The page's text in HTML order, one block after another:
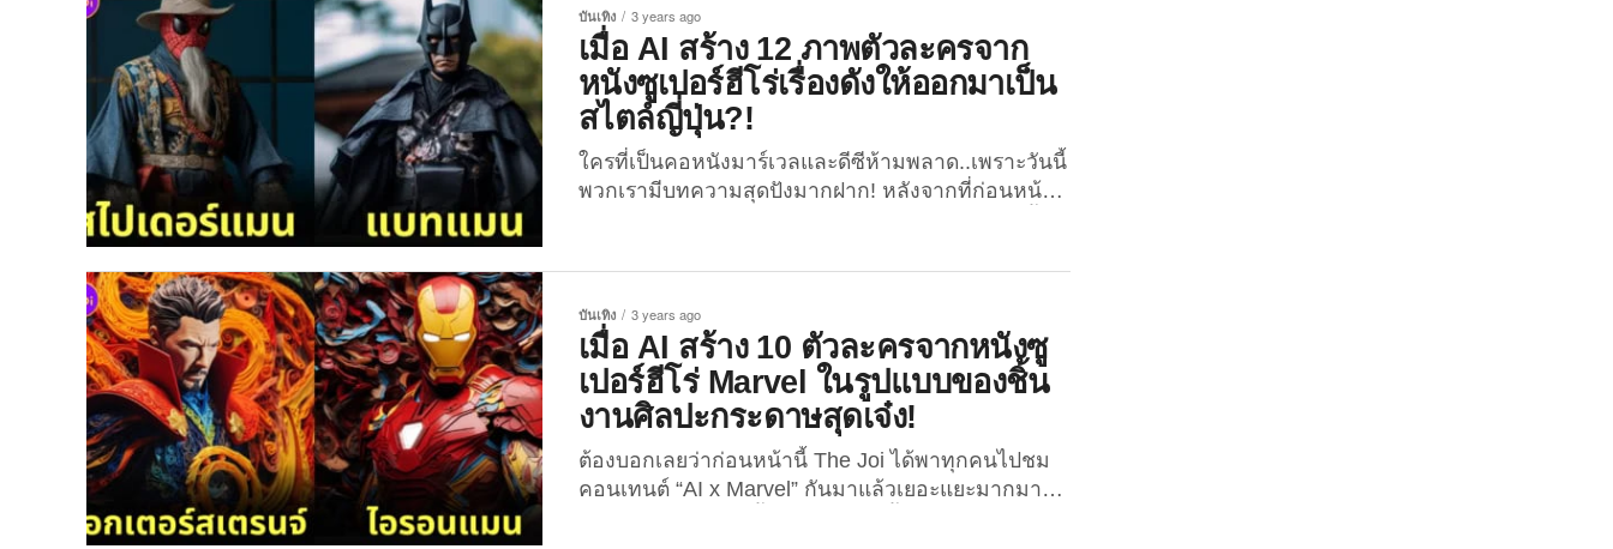
ภยันตรายต่าง ๆ ร่วมกับมนุษย์ แค่เปิดตัวสัปดาห์แรกก็
โกยเงินจากทั่วโลกไปแล้วกว่า 1 หมื่นล้านบาท นั่งแท่น
หนังที่เปิดตัวช่วงสุดสัปดาห์ที่ทำรายได้สูงสุดในปี 2023
ไปแล้ว และยังเป็นหนังที่กำกับโดยผู้กำกับหญิงที่ทำเงิน
สูงสุดเป็นอันดับ 1 หลังจากเข้าฉายในโรงภาพยนตร์ทั่ว
โลกครั้งแรกอีกต่างหาก แต่จะเป็นอย่างไร…หาก
เหล่าผู้วิเศษในหนังแฟรนไชส์แฟนตาซีฟอร์มยักษ์ “แฮร์
บันเทิง 3 years ago
เมื่อ AI สร้าง 12 ภาพตัวละครจาก
หนังซูเปอร์ฮีโร่เรื่องดังให้ออกมาเป็น
สไตล์ญี่ปุ่น?!
ใครที่เป็นคอหนังมาร์เวลและดีซีห้ามพลาด..เพราะวันนี้
พวกเรามีบทความสุดปังมากฝาก! หลังจากที่ก่อนหน้านี้
กาจูกลายเป็นตัวละครในหนังซูเปอร์ฮีโร่เรื่องดังที่ถูก
สร้างด้วย AI” หรือ “ภาพตัวละครซูเปอร์ฮีโร่ Marvel
และ DC ในสไตล์ของ Pixar ที่สร้างจาก AI” ซึ่งแต่ละ
ผลลัพธ์ที่ออกมานั้นก็เรียกได้ว่าทั้งน่ารักทั้งเจ๋งแบบ
ตะโกน! สำหรับบล็อกนี้ The Joi ก็เลยจะพาทุกคนไป
ส่องผลงานสุดปังจากเทคโนโลยีปัญญาประดิษฐ์กันอีก
ครั้ง ใน 12 ภาพตัวละครจากหนังซูเปอร์ฮีโร่เรื่องดังที่
ถูกจำลองให้เป็นสไตล์ญี่ปุ่นด้วยระบบ AI ผลงานจาก
บันเทิง 3 years ago
เมื่อ AI สร้าง 10 ตัวละครจากหนังซู
เปอร์ฮีโร่ Marvel ในรูปแบบของชิ้น
งานศิลปะกระดาษสุดเจ๋ง!
ต้องบอกเลยว่าก่อนหน้านี้ The Joi ได้พาทุกคนไปชม
คอนเทนต์ “AI x Marvel” กันมาแล้วเยอะแยะมากมาย